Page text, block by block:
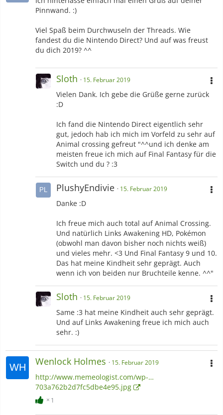
Pinnwand. :)
Viel Spaß beim Durchwuseln der Threads. Wie
fandest du die Nintendo Direct? Und auf was freust
du dich 2019? ^^
Sloth 15. Februar 2019
Vielen Dank. Ich gebe die Grüße gerne zurück
:D
Ich fand die Nintendo Direct eigentlich sehr
gut, jedoch hab ich mich im Vorfeld zu sehr auf
Animal crossing gefreut "^^und ich denke am
meisten freue ich mich auf Final Fantasy für die
Switch und du ? :3
PlushyEndivie 15. Februar 2019
Danke :D
Ich freue mich auch total auf Animal Crossing.
Und natürlich Links Awakening HD, Pokémon
(obwohl man davon bisher noch nichts weiß)
und vieles mehr. <3 Und Final Fantasy 9 und 10.
Das hat meine Kindheit sehr geprägt. Auch
wenn ich von beiden nur Bruchteile kenne. ^^"
Sloth 15. Februar 2019
Same :3 hat meine Kindheit auch sehr geprägt.
Und auf Links Awakening freue ich mich auch
sehr. :)
Wenloсk Holmes 15. Februar 2019
http://www.memeologist.com/wp-…
703a762b2d7fc5dbe4e95.jpg
1